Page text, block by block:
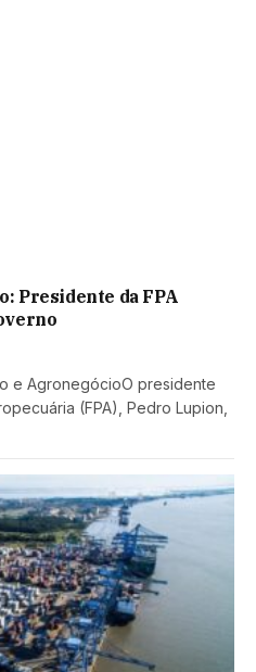
Presidente da FPA
e AgronegócioO presidente
(FPA), Pedro Lupion,